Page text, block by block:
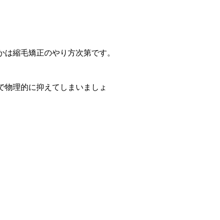
縮毛矯正のやり方次第です。
理的に抑えてしまいましょ